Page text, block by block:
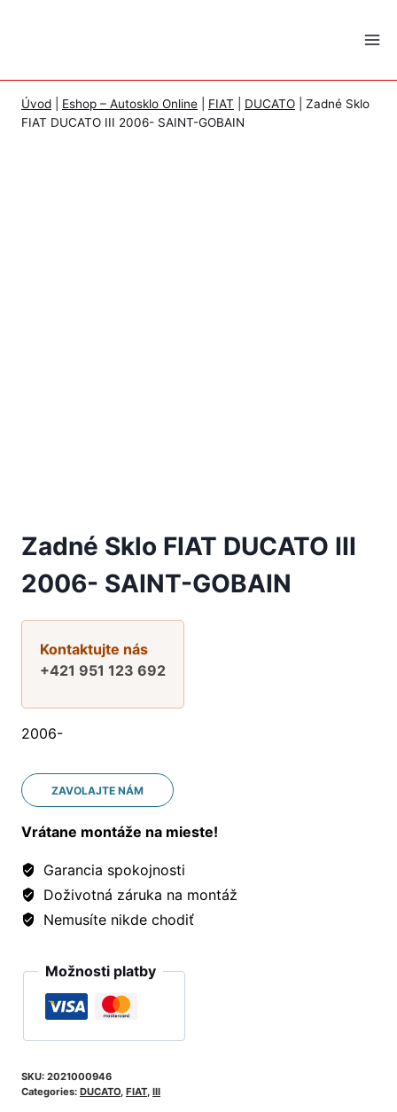
Úvod Eshop – Autosklo Online FIAT DUCATO
Zadné Sklo
FIAT DUCATO III 2006- SAINT-GOBAIN
Zadné Sklo FIAT DUCATO III
2006- SAINT-GOBAIN
Kontaktujte nás
+421 951 123 692
2006-
ZAVOLAJTE NÁM
Vrátane montáže na mieste!
Garancia spokojnosti
Doživotná záruka na montáž
Nemusíte nikde chodiť
Možnosti platby
SKU: 2021000946
Categories: DUCATO FIAT III